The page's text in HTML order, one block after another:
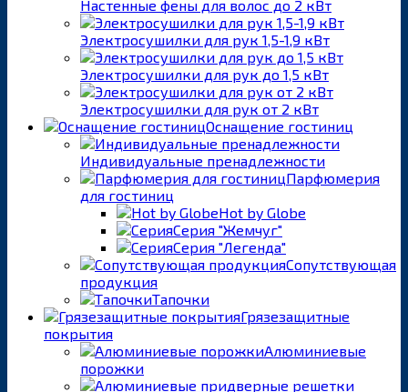
Настенные фены для волос до 2 кВт
Электросушилки для рук 1,5-1,9 кВт
Электросушилки для рук до 1,5 кВт
Электросушилки для рук от 2 кВт
Оснащение гостиниц
Индивидуальные пренадлежности
Парфюмерия
для гостиниц
Hot by Globe
Серия "Жемчуг"
Серия "Легенда"
Сопутствующая
продукция
Тапочки
Грязезащитные
покрытия
Алюминиевые
порожки